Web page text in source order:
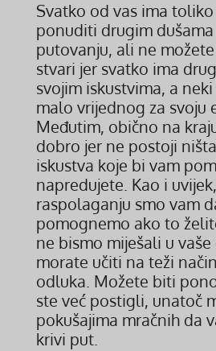
Svatko od vas ima
ponuditi drugim
putovanju, ali ne
stvari jer svatko ima
svojim iskustvima, a
malo vrijednog za svoju
Međutim, obično na
dobro jer ne postoji
iskustva koje bi vam
napredujete. Kao i
raspolaganju smo vam
pomognemo ako to
ne bismo miješali u
morate učiti na teži
odluka. Možete biti
ste već postigli, unatoč
pokušajima mračnih da
krivi put.